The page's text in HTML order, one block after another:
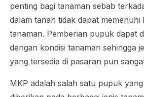
penting bagi tanaman sebab
dalam tanah tidak dapat memenuhi
tanaman. Pemberian pupuk dapat
dengan kondisi tanaman sehingga
yang tersedia di pasaran pun
MKP adalah salah satu pupuk